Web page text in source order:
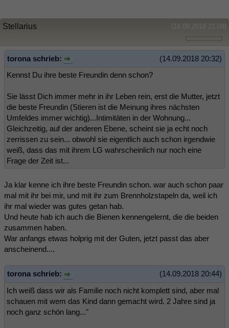
(14.09.2018 21:09)
Stellarius
(14.09.2018 20:32)
torona schrieb:
Kennst Du ihre beste Freundin denn schon?
Sie lässt Dich immer mehr in ihr Leben rein, erst die Mutter, jetzt
die beste Freundin (Stieren ist die Meinung ihres nächsten
Umfeldes immer wichtig)...Intimitäten in der Wohnung...
Gleichzeitig, auf der anderen Ebene, scheint sie ja echt noch
zerrissen zu sein... obwohl sie eigentlich auch schon irgendwie
weiß, dass das mit ihrem LG wahrscheinlich nur noch eine
Frage der Zeit ist...
Ja klar kenne ich ihre beste Freundin schon. war auch schon paar
mal mit ihr bei mir, und mit ihr zum Brennholzstapeln da, weil ich
ihr mal wieder was gutes getan hab.
Und heute hab ich auch die Bienen kennengelernt, die die beiden
zusammen haben.
War anfangs etwas holprig mit der Guten, jetzt passt das aber
anscheinend....
(14.09.2018 20:44)
torona schrieb:
Ich weiß dass wir als Familie noch nicht komplett sind, aber mal
schauen mit wem das Kind dann gemacht wird. 2 Jahre sind ja
noch ganz schön lang..."